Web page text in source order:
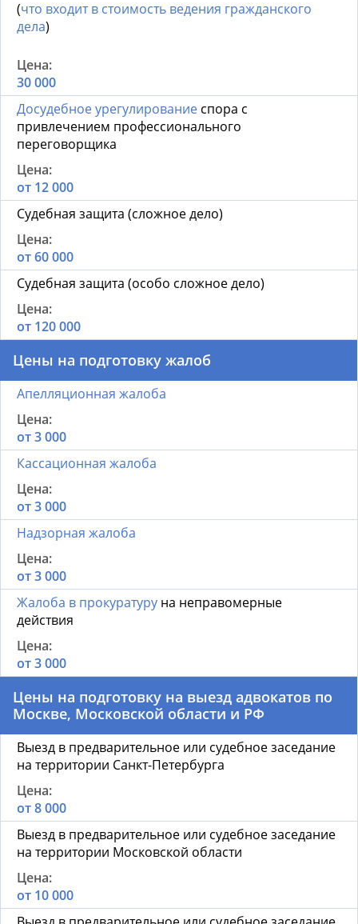
(что входит в стоимость ведения гражданского
дела)
30 000
Досудебное урегулирование спора с
привлечением профессионального
переговорщика
от 12 000
Судебная защита (сложное дело)
от 60 000
Судебная защита (особо сложное дело)
от 120 000
Цены на подготовку жалоб
Апелляционная жалоба
от 3 000
Кассационная жалоба
от 3 000
Надзорная жалоба
от 3 000
Жалоба в прокуратуру на неправомерные
действия
от 3 000
Цены на подготовку на выезд адвокатов по
Москве, Московской области и РФ
Выезд в предварительное или судебное заседание
на территории Санкт-Петербурга
от 8 000
Выезд в предварительное или судебное заседание
на территории Московской области
от 10 000